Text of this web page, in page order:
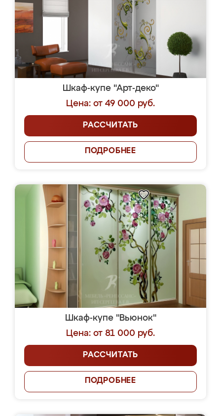
Шкаф-купе "Арт-деко"
Цена: от 49 000 руб.
РАССЧИТАТЬ
ПОДРОБНЕЕ
Шкаф-купе "Вьюнок"
Цена: от 81 000 руб.
РАССЧИТАТЬ
ПОДРОБНЕЕ